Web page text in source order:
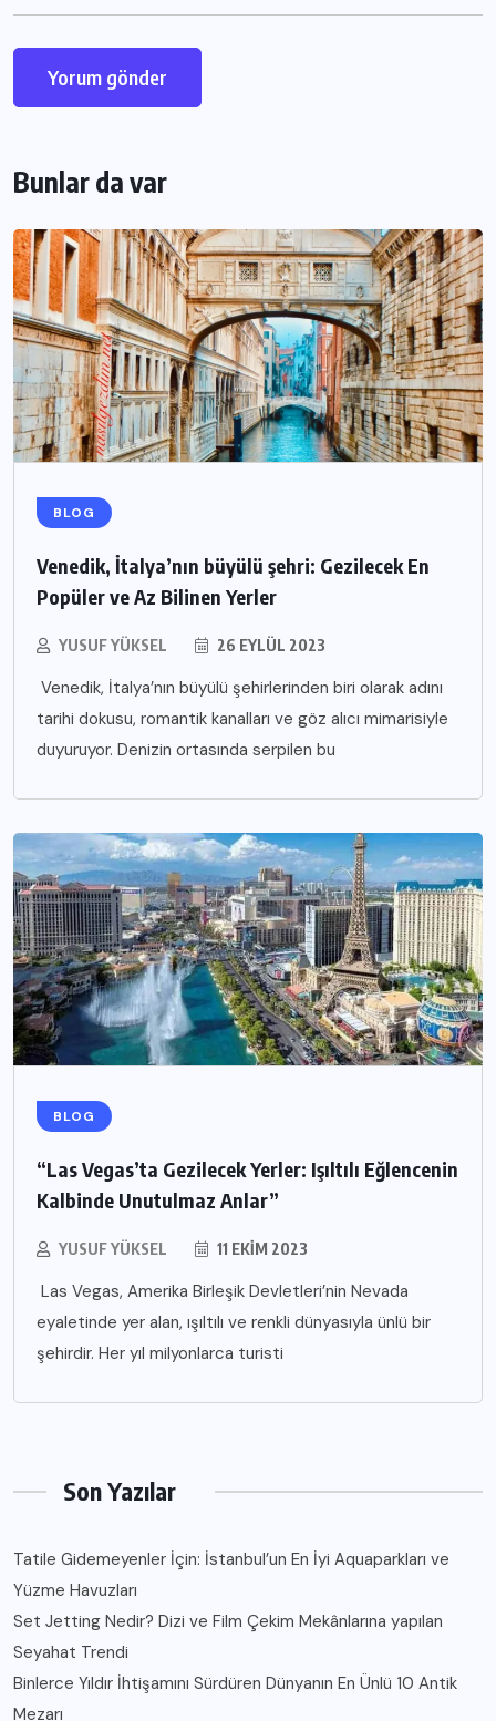
Bunlar da var
BLOG
Venedik, İtalya’nın büyülü şehri: Gezilecek En
Popüler ve Az Bilinen Yerler
YUSUF YÜKSEL 26 EYLÜL 2023
Venedik, İtalya’nın büyülü şehirlerinden biri olarak adını
tarihi dokusu, romantik kanalları ve göz alıcı mimarisiyle
duyuruyor. Denizin ortasında serpilen bu
BLOG
“Las Vegas’ta Gezilecek Yerler: Işıltılı Eğlencenin
Kalbinde Unutulmaz Anlar”
YUSUF YÜKSEL 11 EKIM 2023
Las Vegas, Amerika Birleşik Devletleri’nin Nevada
eyaletinde yer alan, ışıltılı ve renkli dünyasıyla ünlü bir
şehirdir. Her yıl milyonlarca turisti
Son Yazılar
Tatile Gidemeyenler İçin: İstanbul’un En İyi Aquaparkları ve
Yüzme Havuzları
Set Jetting Nedir? Dizi ve Film Çekim Mekânlarına yapılan
Seyahat Trendi
Binlerce Yıldır İhtişamını Sürdüren Dünyanın En Ünlü 10 Antik
Mezarı